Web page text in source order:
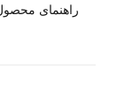
راهنمای